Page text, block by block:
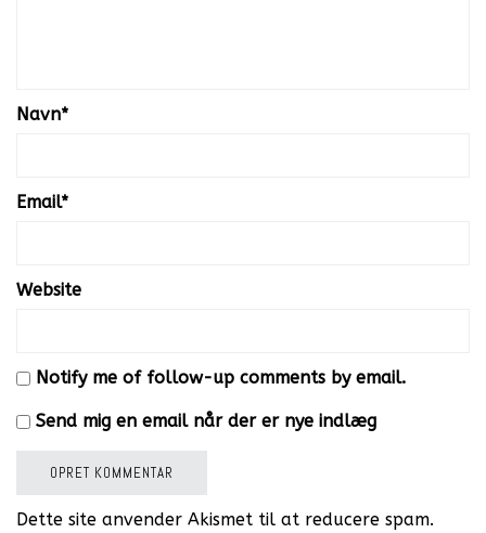
Navn*
Email*
Website
Notify me of follow-up comments by email.
Send mig en email når der er nye indlæg
Dette site anvender Akismet til at reducere spam.